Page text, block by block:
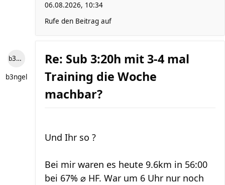
06.08.2026, 10:34
Rufe den Beitrag auf
b3ngel
b3ngel
Re: Sub 3:20h mit 3-4 mal
Training die Woche
machbar?
Und Ihr so ?
Bei mir waren es heute 9.6km in 56:00
bei 67% ⌀ HF. War um 6 Uhr nur noch